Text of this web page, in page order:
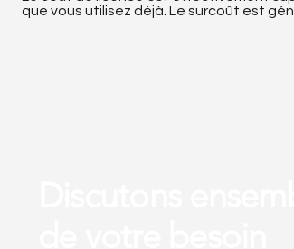
que vous utilisez déjà. Le surcoût est